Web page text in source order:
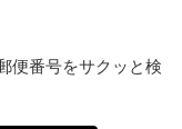
便番号をサクッと検